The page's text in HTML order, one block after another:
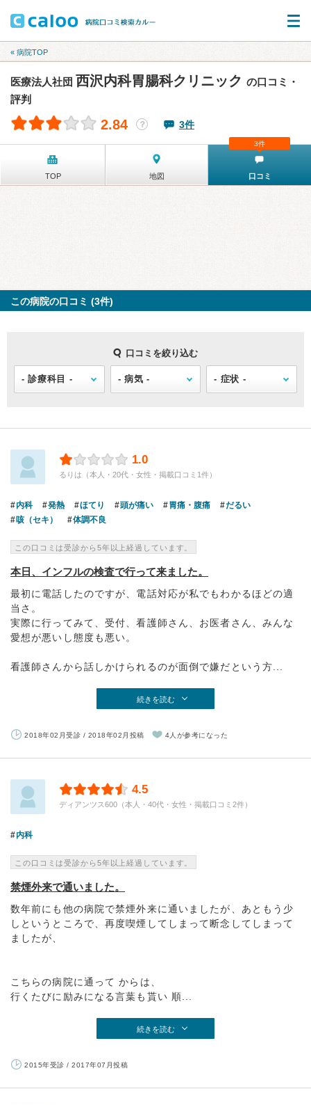
« 病院TOP
医療法人社団 西沢内科胃腸科クリニック の口コミ・
評判
2.84 ？ 3件
TOP 地図 口コミ
3件
この病院の口コミ (3件)
口コミを絞り込む
1.0
るりは（本人・20代・女性・掲載口コミ1件）
内科 発熱 ほてり 頭が痛い 胃痛・腹痛
だるい
咳（セキ）
体調不良
この口コミは受診から5年以上経過しています。
本日、インフルの検査で行って来ました。
最初に電話したのですが、電話対応が私でもわかるほどの適
当さ。
実際に行ってみて、受付、看護師さん、お医者さん、みんな
愛想が悪いし態度も悪い。
看護師さんから話しかけられるのが面倒で嫌だという方...
続きを読む
2018年02月受診 / 2018年02月投稿 4人が参考になった
4.5
ディアンツス600（本人・40代・女性・掲載口コミ2件）
内科
この口コミは受診から5年以上経過しています。
禁煙外来で通いました。
数年前にも他の病院で禁煙外来に通いましたが、あともう少
しというところで、再度喫煙してしまって断念してしまって
ましたが、
こちらの病院に通って からは、
行くたびに励みになる言葉も貰い 順...
続きを読む
2015年受診 / 2017年07月投稿